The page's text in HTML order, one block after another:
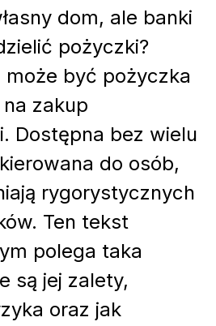
dom, ale banki
pożyczki?
może być pożyczka
zakup
Dostępna bez wielu
do osób,
rygorystycznych
Ten tekst
polega taka
są jej zalety,
oraz jak